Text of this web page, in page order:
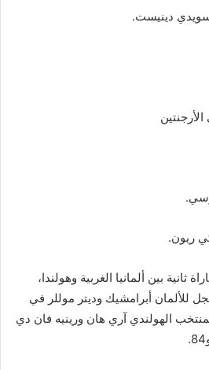
دينيست.
ريون.
بين ألمانيا الغربية وهولندا،
المنتخبان 2 × 2، سجل للألمان أبرامشيك وديتر موللر في
وسجل للمنتخب الهولندي آري هان ورينيه فان دي